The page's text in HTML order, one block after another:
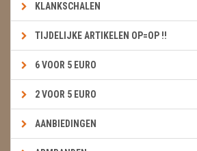
KLANKSCHALEN
TIJDELIJKE ARTIKELEN OP=OP !!
6 VOOR 5 EURO
2 VOOR 5 EURO
AANBIEDINGEN